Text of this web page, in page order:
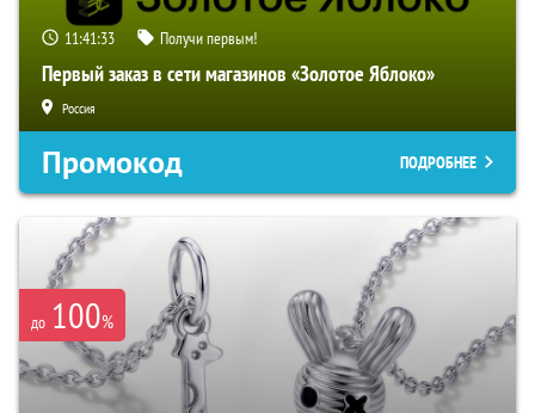
11:41:32 Получи первым!
Первый заказ в сети магазинов «Золотое Яблоко»
Россия
Промокод ПОДРОБНЕЕ
до 100%